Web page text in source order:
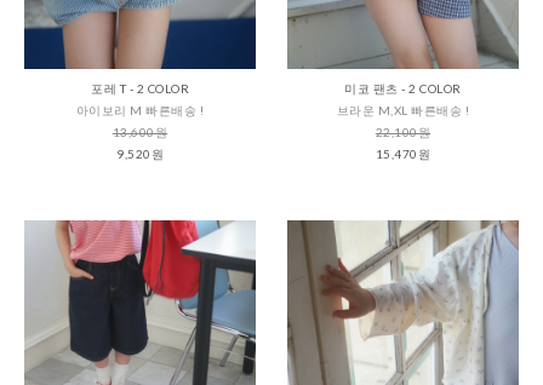
포레 T - 2 COLOR
아이보리 M 빠른배송 !
13,600원
9,520원
미코 팬츠 - 2 COLOR
브라운 M,XL 빠른배송 !
22,100원
15,470원